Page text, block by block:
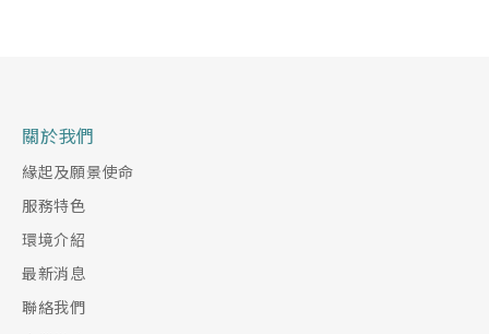
關於我們
緣起及願景使命
服務特色
環境介紹
最新消息
聯絡我們